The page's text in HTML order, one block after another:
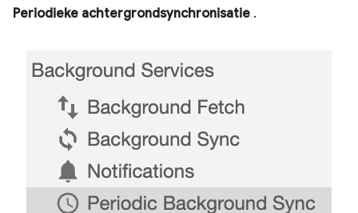
Periodieke achtergrondsynchronisatie .